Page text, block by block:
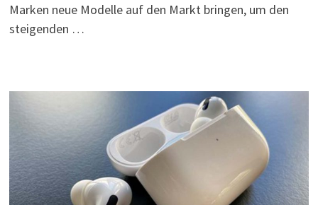
Marken neue Modelle auf den Markt bringen, um den
steigenden …